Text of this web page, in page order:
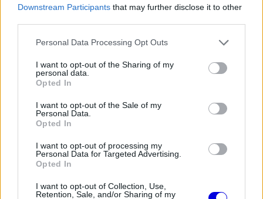
Downstream Participants that may further disclose it to other
Please note that this website/app uses one or more Google
not limited to your visit or usage behaviour. You may click to
grant or deny consent to Google and its third-party tags to
use your data for below specified purposes in below Google
consent section.
Personal Data Processing Opt Outs
I want to opt-out of the Sharing of my
personal data.
Opted In
I want to opt-out of the Sale of my
Personal Data.
Opted In
I want to opt-out of processing my
Personal Data for Targeted Advertising.
Opted In
I want to opt-out of Collection, Use,
Retention, Sale, and/or Sharing of my
EZEKET IS AJÁNLJUK
FORMA-1
kitálalt Hamilton F1-es
döntött a Ferrari Sainz és Ricciardo
között
FORMA-1